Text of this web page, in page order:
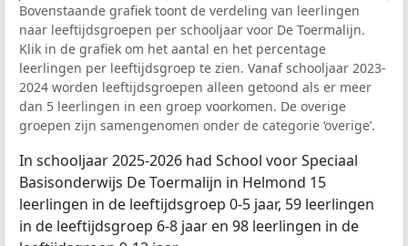
Bovenstaande grafiek toont de verdeling van leerlingen
naar leeftijdsgroepen per schooljaar voor De Toermalijn.
Klik in de grafiek om het aantal en het percentage
leerlingen per leeftijdsgroep te zien. Vanaf schooljaar 2023-
2024 worden leeftijdsgroepen alleen getoond als er meer
dan 5 leerlingen in een groep voorkomen. De overige
groepen zijn samengenomen onder de categorie ‘overige’.
In schooljaar 2025-2026 had School voor Speciaal
Basisonderwijs De Toermalijn in Helmond 15
leerlingen in de leeftijdsgroep 0-5 jaar, 59 leerlingen
in de leeftijdsgroep 6-8 jaar en 98 leerlingen in de